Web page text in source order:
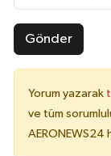
Gönder
Yorum yazarak
ve tüm